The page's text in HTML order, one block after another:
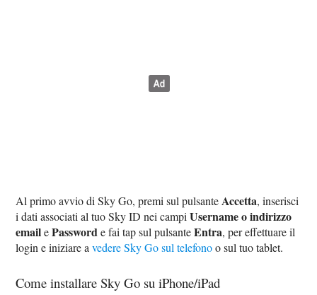
Al primo avvio di Sky Go, premi sul pulsante Accetta, inserisci
i dati associati al tuo Sky ID nei campiUsername o indirizzo
emailePassworde fai tap sul pulsanteEntra, per effettuare il
login e iniziare avedere Sky Go sul telefonoo sul tuo tablet.
Come installare Sky Go su iPhone/iPad